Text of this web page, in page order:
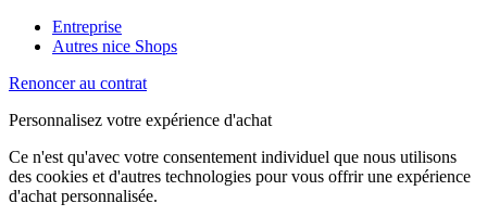
Entreprise
Autres nice Shops
Renoncer au contrat
Personnalisez votre expérience d'achat
Ce n'est qu'avec votre consentement individuel que nous utilisons
des cookies et d'autres technologies pour vous offrir une expérience
d'achat personnalisée.